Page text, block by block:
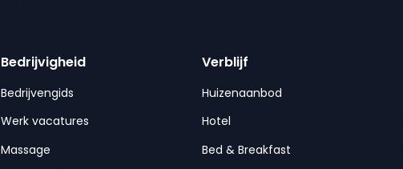
Bedrijvigheid
Bedrijvengids
Werk vacatures
Massage
Verblijf
Huizenaanbod
Hotel
Bed & Breakfast